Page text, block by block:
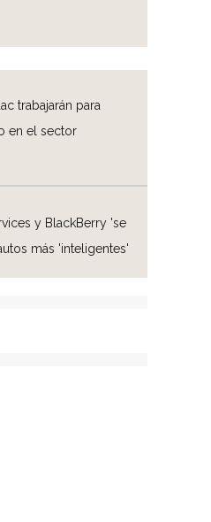
trabajarán para
en el sector
y BlackBerry 'se
más 'inteligentes'